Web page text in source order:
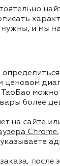
и мы
ценовом
более
на сайте
Chrome
после